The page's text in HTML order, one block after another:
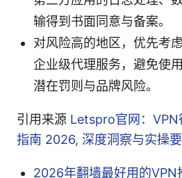
输得到书面同意与备案。
对风险高的地区，优先考
企业级代理服务，避免使
潜在罚则与品牌风险。
引用来源 Letspro官网：VPN
指南 2026, 深度洞察与实操
2026年翻墙最好用的VPN